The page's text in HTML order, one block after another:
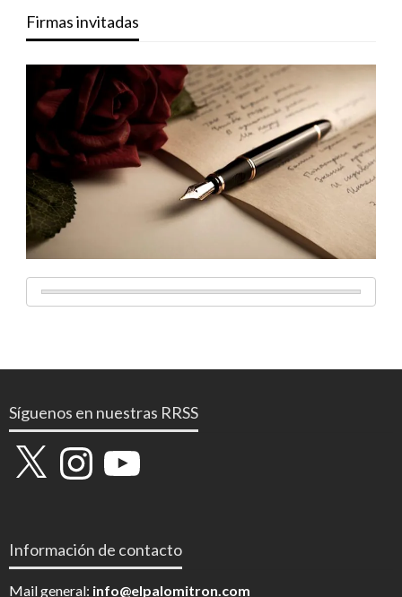
Firmas invitadas
Síguenos en nuestras RRSS
X InstagramYouTube
Información de contacto
Mail general: info@elpalomitron.com